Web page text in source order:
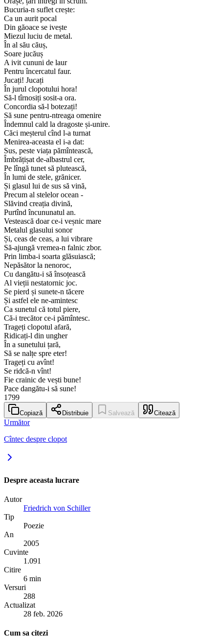
Bucuria-n suflet crește:
Ca un aurit pocal
Din găoace se ivește
Miezul luciu de metal.
În al său căuș,
Soare jucăuș
A ivit cununi de laur
Pentru încercatul faur.
Jucați! Jucați
În jurul clopotului hora!
Să-l tîrnosiți sosit-a ora.
Concordia să-l botezați!
Să sune pentru-ntreaga omenire
Îndemnul cald la dragoste și-unire.
Căci meșterul cînd l-a turnat
Menirea-aceasta el i-a dat:
Sus, peste viața pămîntească,
Îmbrățișat de-albastrul cer,
Pe lîngă tunet să plutească,
În lumi de stele, grănicer.
Și glasul lui de sus să vină,
Precum al stelelor ocean -
Slăvind creația divină,
Purtînd încununatul an.
Vestească doar ce-i veșnic mare
Metalul glasului sonor
Și, ceas de ceas, a lui vibrare
Să-ajungă vremea-n falnic zbor.
Prin limba-i soarta glăsuiască;
Nepăsător la nenoroc,
Cu dangătu-i să însoțească
Al vieții nestatornic joc.
Se pierd și sunete-n tăcere
Și astfel ele ne-amintesc
Ca sunetul că totul piere,
Că-i trecător ce-i pămîntesc.
Trageți clopotul afară,
Ridicați-l din ungher
În a sunetului țară,
Să se nalțe spre eter!
Trageți cu avînt!
Se ridcă-n vînt!
Fie crainic de vești bune!
Pace dangătu-i să sune!
1799
Copiază Distribuie Salvează Citează
Următor
Cîntec despre clopot
Despre aceasta lucrare
Autor
Friedrich von Schiller
Tip
Poezie
An
2005
Cuvinte
1.091
Citire
6 min
Versuri
288
Actualizat
28 feb. 2026
Cum sa citezi